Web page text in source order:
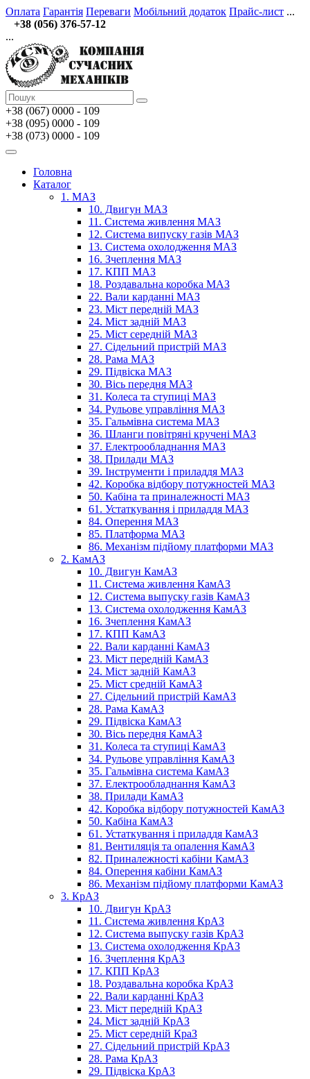
Оплата Гарантія Переваги Мобільний додаток Прайс-лист ...
+38 (056) 376-57-12
...
+38 (067) 0000 - 109
+38 (095) 0000 - 109
+38 (073) 0000 - 109
Головна
Каталог
1. МАЗ
10. Двигун МАЗ
11. Система живлення МАЗ
12. Система випуску газів МАЗ
13. Система охолодження МАЗ
16. Зчеплення МАЗ
17. КПП МАЗ
18. Роздавальна коробка МАЗ
22. Вали карданні МАЗ
23. Міст передній МАЗ
24. Міст задній МАЗ
25. Міст середній МАЗ
27. Сідельний пристрій МАЗ
28. Рама МАЗ
29. Підвіска МАЗ
30. Вісь передня МАЗ
31. Колеса та ступиці МАЗ
34. Рульове управління МАЗ
35. Гальмівна система МАЗ
36. Шланги повітряні кручені МАЗ
37. Електрообладнання МАЗ
38. Прилади МАЗ
39. Інструменти і приладдя МАЗ
42. Коробка відбору потужностей МАЗ
50. Кабіна та приналежності МАЗ
61. Устаткування і приладдя МАЗ
84. Оперення МАЗ
85. Платформа МАЗ
86. Механізм підйому платформи МАЗ
2. КамАЗ
10. Двигун КамАЗ
11. Система живлення КамАЗ
12. Система выпуску газів КамАЗ
13. Система охолодження КамАЗ
16. Зчеплення КамАЗ
17. КПП КамАЗ
22. Вали карданні КамАЗ
23. Міст передній КамАЗ
24. Міст задній КамАЗ
25. Міст средній КамАЗ
27. Сідельний пристрій КамАЗ
28. Рама КамАЗ
29. Підвіска КамАЗ
30. Вісь передня КамАЗ
31. Колеса та ступиці КамАЗ
34. Рульове управління КамАЗ
35. Гальмівна система КамАЗ
37. Електрообладнання КамАЗ
38. Прилади КамАЗ
42. Коробка відбору потужностей КамАЗ
50. Кабіна КамАЗ
61. Устаткування і приладдя КамАЗ
81. Вентиляція та опалення КамАЗ
82. Приналежності кабіни КамАЗ
84. Оперення кабіни КамАЗ
86. Механізм підйому платформи КамАЗ
3. КрАЗ
10. Двигун КрАЗ
11. Система живлення КрАЗ
12. Система выпуску газів КрАЗ
13. Система охолодження КрАЗ
16. Зчеплення КрАЗ
17. КПП КрАЗ
18. Роздавальна коробка КрАЗ
22. Вали карданні КрАЗ
23. Міст передній КрАЗ
24. Міст задній КрАЗ
25. Міст середній КраЗ
27. Сідельний пристрій КрАЗ
28. Рама КрАЗ
29. Підвіска КрАЗ